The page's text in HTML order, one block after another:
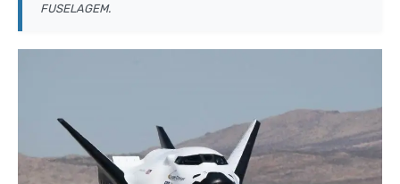
FUSELAGEM.